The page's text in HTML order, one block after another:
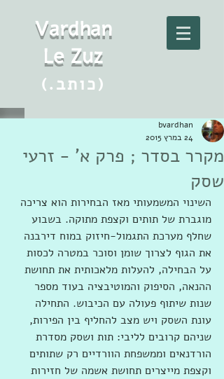
Vardhan
Le Zuz
(.כותב)
מקרר בסדר ; פרק א' - זרעי
שסק
bvardhan
24 במרץ 2015
השינוי המשמעותי מאז הבחירות הוא צריכה
מוגברת של תותים וקצפת מתוקה. בשבוע
שחלף מערכת התגמול-חיזוק במוח דירבנה
את הגוף לצרוך שומן וסוכר במטרה לכסות
על הבחילה, להעלות מלאכותית את תחושת
ההנאה, הסיפוק והמוטיבציה בעוד מספר
שנות שיתוף פעולה עם הכיבוש. התחילה
עונת השסק ויש מצב להחליף בין הפירות,
שניהם קרובים לליבי: תות ושסק מסדרת
הורדנאים וממשפחת הוורדיים רק שתותים
וקצפת מייצרים תחושת אשמה של חזירות